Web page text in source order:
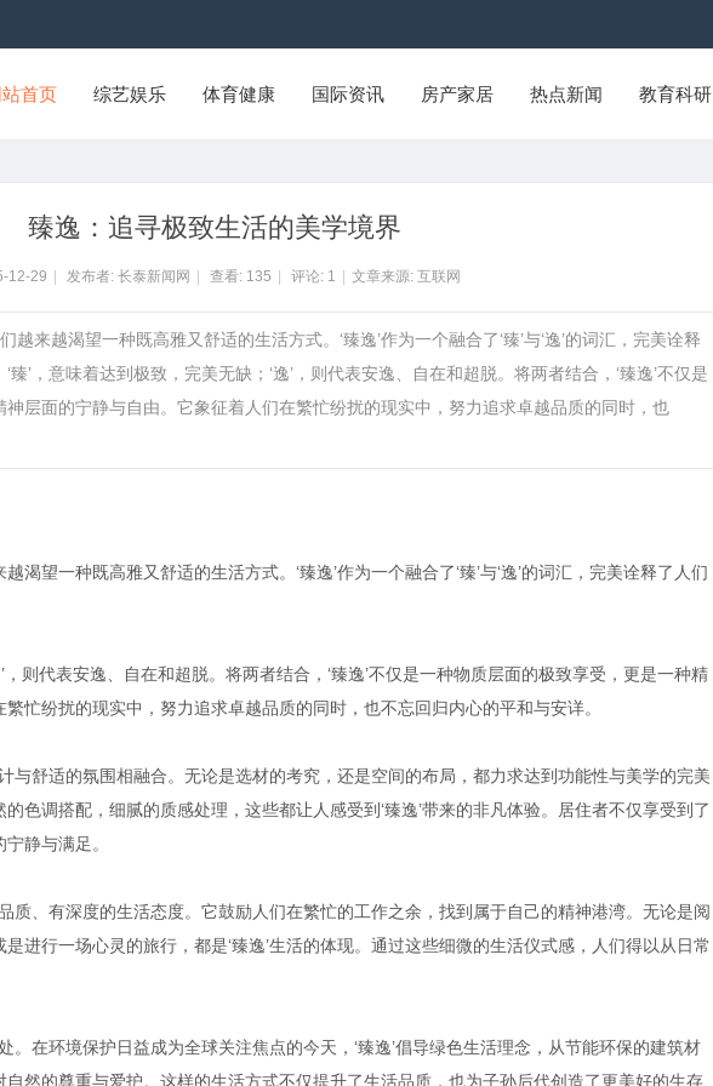
首页 综艺娱乐 体育健康 国际资讯 房产家居 热点新闻 教育科研
臻逸：追寻极致生活的美学境界
12-29 发布者: 长泰新闻网 查看: 135 评论: 1 文章来源: 互联网
来越渴望一种既高雅又舒适的生活方式。‘臻逸’作为一个融合了‘臻’与‘逸’的词汇，完美诠释
’，意味着达到极致，完美无缺；‘逸’，则代表安逸、自在和超脱。将两者结合，‘臻逸’不仅是
层面的宁静与自由。它象征着人们在繁忙纷扰的现实中，努力追求卓越品质的同时，也
渴望一种既高雅又舒适的生活方式。‘臻逸’作为一个融合了‘臻’与‘逸’的词汇，完美诠释了人们
，则代表安逸、自在和超脱。将两者结合，‘臻逸’不仅是一种物质层面的极致享受，更是一种精
忙纷扰的现实中，努力追求卓越品质的同时，也不忘回归内心的平和与安详。
与舒适的氛围相融合。无论是选材的考究，还是空间的布局，都力求达到功能性与美学的完美
色调搭配，细腻的质感处理，这些都让人感受到‘臻逸’带来的非凡体验。居住者不仅享受到了
静与满足。
质、有深度的生活态度。它鼓励人们在繁忙的工作之余，找到属于自己的精神港湾。无论是阅
进行一场心灵的旅行，都是‘臻逸’生活的体现。通过这些细微的生活仪式感，人们得以从日常
。在环境保护日益成为全球关注焦点的今天，‘臻逸’倡导绿色生活理念，从节能环保的建筑材
然的尊重与爱护。这样的生活方式不仅提升了生活品质，也为子孙后代创造了更美好的生存